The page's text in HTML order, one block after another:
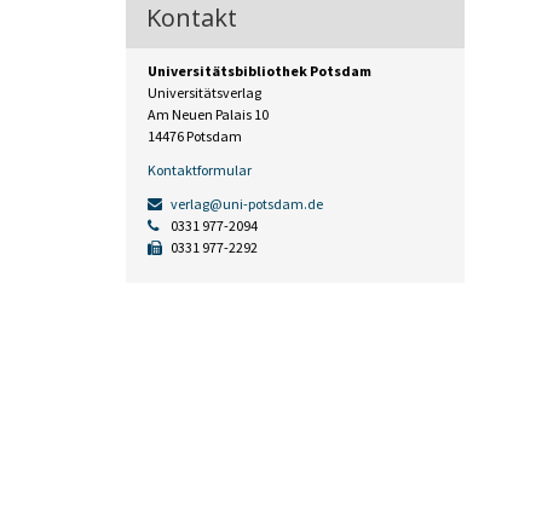
Kontakt
Universitätsbibliothek Potsdam
Universitätsverlag
Am Neuen Palais 10
14476 Potsdam
Kontaktformular
verlag@uni-potsdam.de
0331 977-2094
0331 977-2292